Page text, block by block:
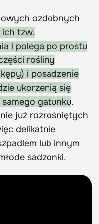
ozdobnych
ich tzw.
i polega po prostu
rośliny
i posadzenie
ukorzenią się
gatunku.
już rozrośniętych
delikatnie
lub innym
sadzonki.